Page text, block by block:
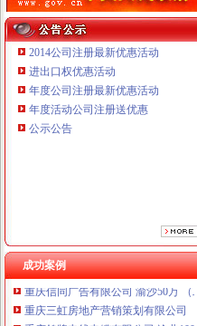
本站导航
2014公司注册最新优惠活动
进出口权优惠活动
年度公司注册最新优惠活动
年度活动公司注册送优惠
公示公告
成功案例
重庆鸽牌电线电缆有限公司 渝北
重庆科发表面处理有限责任公司 渝
重庆海谛升进出口贸易有限公司 渝
重庆奕欣锦诚商贸有限公司 渝九50
重庆信同广告有限公司 渝沙50万 （
重庆三虹房地产营销策划有限公司
重庆鸽牌电线电缆有限公司 渝北